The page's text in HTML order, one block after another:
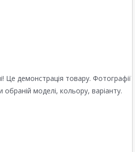
Це демонстрація товару. Фотографії
обраній моделі, кольору, варіанту.